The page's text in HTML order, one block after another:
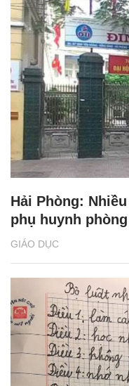
GIÁO DỤC
Hải Phòng:
phụ huynh